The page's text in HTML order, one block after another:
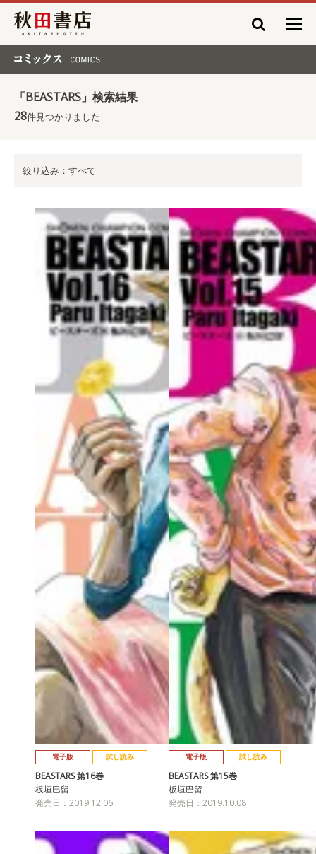
秋田書店
「BEASTARS」検索結果
28件見つかりました
絞り込み：すべて
電子版 試し読み
BEASTARS 第16巻
板垣巴留
発売日：2019.12.06
電子版 試し読み
BEASTARS 第15巻
板垣巴留
発売日：2019.10.08